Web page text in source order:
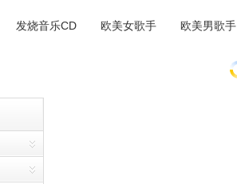
发烧音乐CD 欧美女歌手 欧美男歌手